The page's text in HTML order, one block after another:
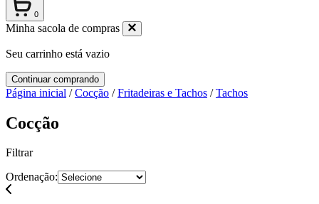
0
Minha sacola de compras
Seu carrinho está vazio
Continuar comprando
Página inicial /Cocção /Fritadeiras e Tachos /Tachos
Cocção
Filtrar
Ordenação: